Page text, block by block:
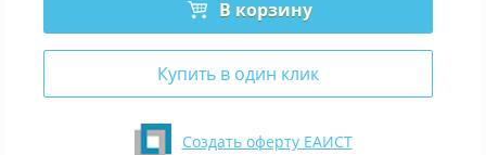
В корзину
Купить в один клик
Создать оферту ЕАИСТ